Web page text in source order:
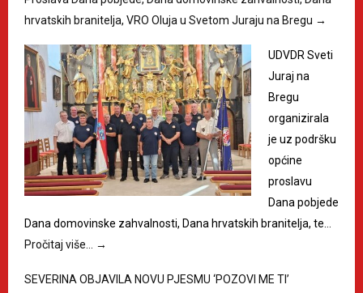
hrvatskih branitelja, VRO Oluja u Svetom Juraju na Bregu →
UDVDR Sveti
Juraj na
Bregu
organizirala
je uz podršku
općine
proslavu
Dana pobjede
Dana domovinske zahvalnosti, Dana hrvatskih branitelja, te…
Pročitaj više…
→
SEVERINA OBJAVILA NOVU PJESMU ‘POZOVI ME TI’